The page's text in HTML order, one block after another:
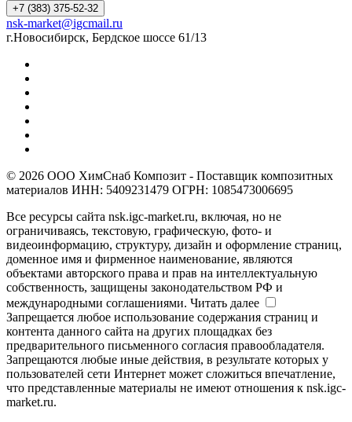
+7 (383) 375-52-32
nsk-market@igcmail.ru
г.Новосибирск, Бердское шоссе 61/13
© 2026 ООО ХимСнаб Композит - Поставщик композитных
материалов ИНН: 5409231479 ОГРН: 1085473006695
Все ресурсы сайта nsk.igc-market.ru, включая, но не
ограничиваясь, текстовую, графическую, фото- и
видеоинформацию, структуру, дизайн и оформление страниц,
доменное имя и фирменное наименование, являются
объектами авторского права и прав на интеллектуальную
собственность, защищены законодательством РФ и
международными соглашениями. Читать далее
Запрещается любое использование содержания страниц и
контента данного сайта на других площадках без
предварительного письменного согласия правообладателя.
Запрещаются любые иные действия, в результате которых у
пользователей сети Интернет может сложиться впечатление,
что представленные материалы не имеют отношения к nsk.igc-
market.ru.